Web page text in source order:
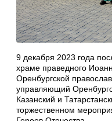
9 декабря 2023 года
храме праведного
Оренбургской
управляющий
Казанский и
торжественном